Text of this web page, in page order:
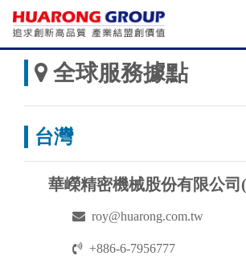
全球服務據點
台灣
華嶸精密機械股份有限公司
roy@huarong.com.tw
+886-6-7956777